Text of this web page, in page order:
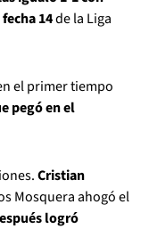
14de la Liga
el primer tiempo
pegó en el
Cristian
Mosquera ahogó el
logró